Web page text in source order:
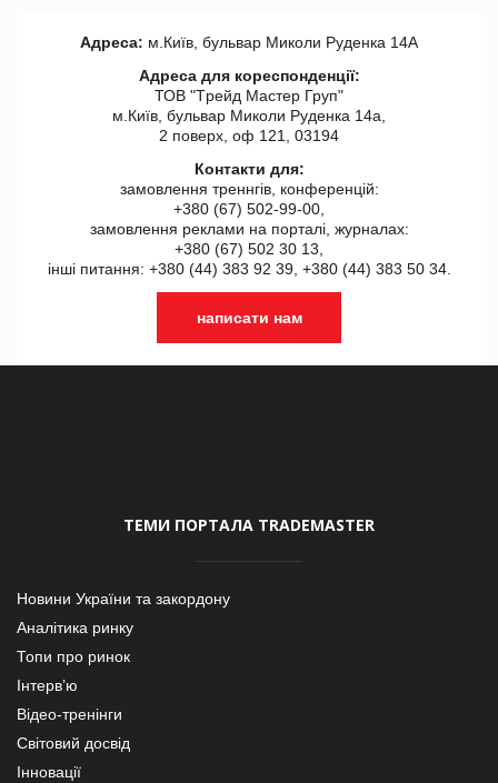
Адреса: м.Київ, бульвар Миколи Руденка 14А
Адреса для кореспонденції:
ТОВ "Tрейд Мастер Груп"
м.Київ, бульвар Миколи Руденка 14а,
2 поверх, оф 121, 03194
Контакти для:
замовлення треннгів, конференцій:
+380 (67) 502-99-00,
замовлення реклами на порталі, журналах:
+380 (67) 502 30 13,
інші питання: +380 (44) 383 92 39, +380 (44) 383 50 34.
написати нам
ТЕМИ ПОРТАЛА TRADEMASTER
Новини України та закордону
Аналітика ринку
Топи про ринок
Інтерв’ю
Відео-тренінги
Світовий досвід
Інновації